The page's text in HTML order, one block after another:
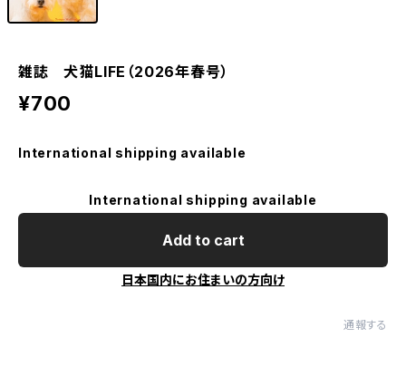
雑誌 犬猫LIFE（2026年春号）
¥700
International shipping available
International shipping available
Add to cart
日本国内にお住まいの方向け
通報する